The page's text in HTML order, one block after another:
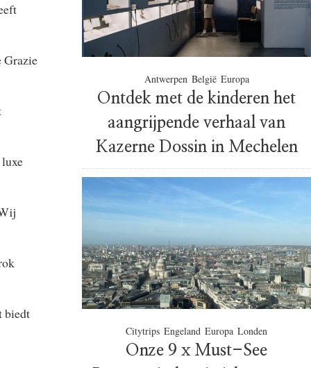
Grazie
biedt
Antwerpen België Europa
Ontdek met de kinderen het
aangrijpende verhaal van
Kazerne Dossin in Mechelen
Citytrips Engeland Europa Londen
Onze 9 x Must-See